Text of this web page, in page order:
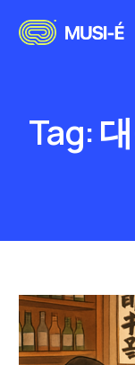
Tag: